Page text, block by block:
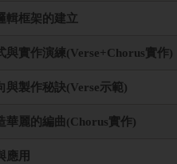
輯框架的建立
與實作演練(Verse+Chorus實作)
與製作秘訣(Verse示範)
華麗的編曲(Chorus實作)
應用